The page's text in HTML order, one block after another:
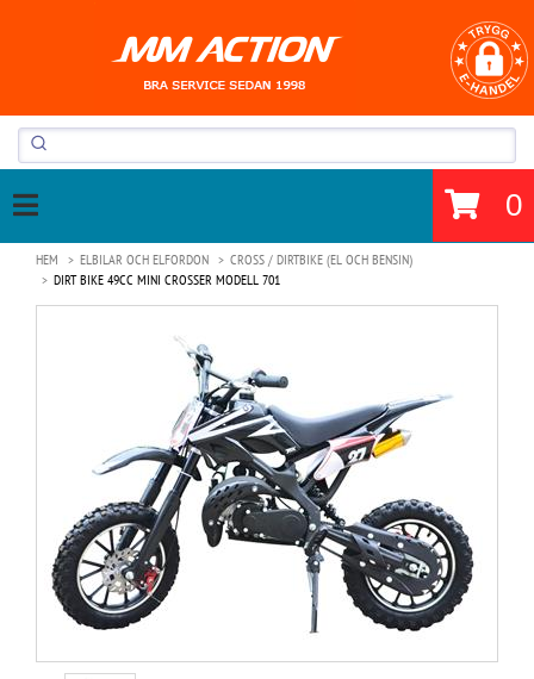
0
HEM ELBILAR OCH ELFORDON
CROSS / DIRTBIKE (EL OCH BENSIN)
DIRT BIKE 49CC MINI CROSSER MODELL 701